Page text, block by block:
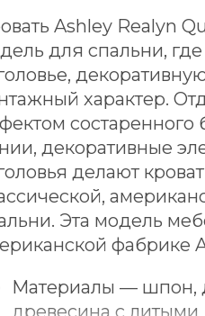
Ashley Realyn
для спальни,
характер.
состаренного
декоративные
делают
Эта модель
фабрике
Материалы — шпон,
древесина с